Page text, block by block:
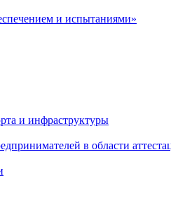
и испытаниями»
и инфраструктуры
в области